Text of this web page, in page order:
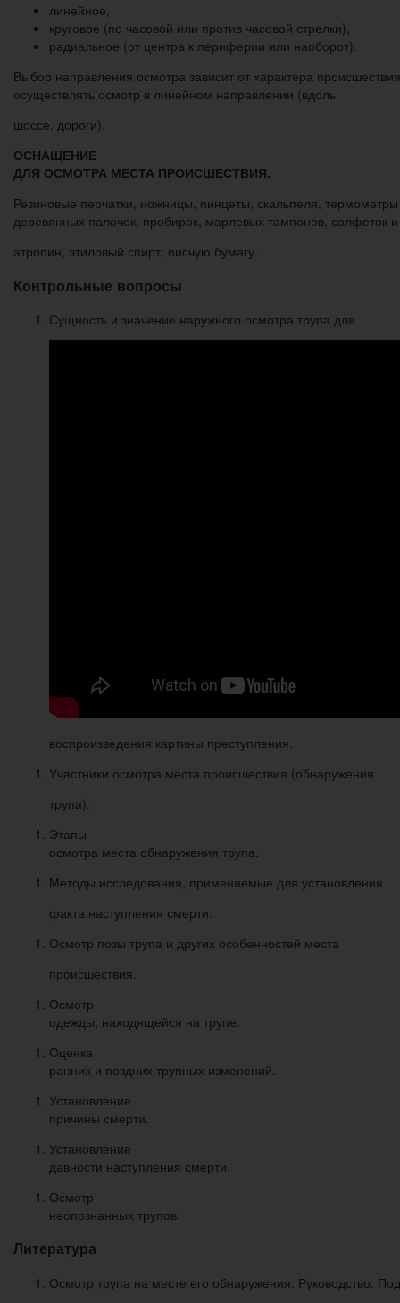
линейное,
круговое (по часовой или против часовой стрелки),
радиальное (от центра к периферии или наоборот).
Выбор направления осмотра зависит от характера
осуществлять осмотр в линейном направлении (вдоль
шоссе, дороги).
ОСНАЩЕНИЕ
ДЛЯ ОСМОТРА МЕСТА ПРОИСШЕСТВИЯ.
Резиновые перчатки, ножницы, пинцеты, скальпеля,
деревянных палочек, пробирок, марлевых тампонов,
атропин, этиловый спирт, писчую бумагу.
Контрольные вопросы
Сущность и значение наружного осмотра трупа для
воспроизведения картины преступления.
Участники осмотра места происшествия (обнаружения
трупа).
Этапы
осмотра места обнаружения трупа.
Методы исследования, применяемые для установления
факта наступления смерти.
Осмотр позы трупа и других особенностей места
происшествия.
Осмотр
одежды, находящейся на трупе.
Оценка
ранних и поздних трупных изменений.
Установление
причины смерти.
Установление
давности наступления смерти.
Осмотр
неопознанных трупов.
Литература
Осмотр трупа на месте его обнаружения. Руководство.